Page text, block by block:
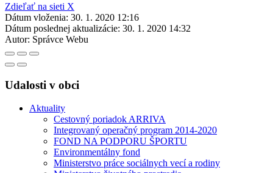
Zdieľať na sieti X
Dátum vloženia: 30. 1. 2020 12:16
Dátum poslednej aktualizácie: 30. 1. 2020 14:32
Autor: Správce Webu
Udalosti v obci
Aktuality
Cestovný poriadok ARRIVA
Integrovaný operačný program 2014-2020
FOND NA PODPORU ŠPORTU
Environmentálny fond
Ministerstvo práce sociálnych vecí a rodiny